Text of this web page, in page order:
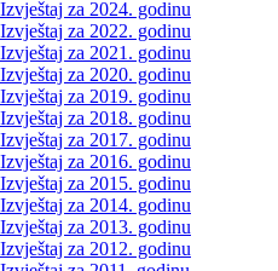
Izvještaj za 2024. godinu
Izvještaj za 2022. godinu
Izvještaj za 2021. godinu
Izvještaj za 2020. godinu
Izvještaj za 2019. godinu
Izvještaj za 2018. godinu
Izvještaj za 2017. godinu
Izvještaj za 2016. godinu
Izvještaj za 2015. godinu
Izvještaj za 2014. godinu
Izvještaj za 2013. godinu
Izvještaj za 2012. godinu